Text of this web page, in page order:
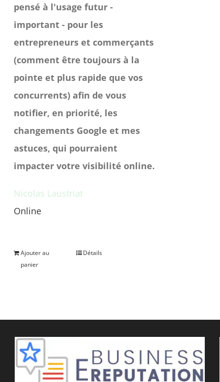
pensé à l'usage futur -
important - pour les
entrepreneurs et commerçants
(comment être toujours à la
pointe et plus rapide que vos
concurrents) afin de vous
notifier, en priorité, les
changements Google et mes
astuces, qui pourraient
impacter votre visibilité online.
Nicolas Laustriat
Online
Ajouter au
panier
Détails